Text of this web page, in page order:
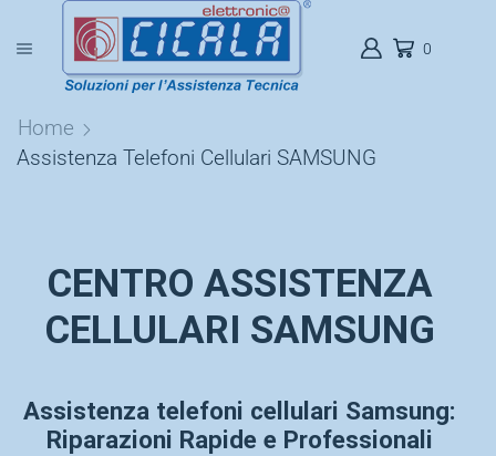
0
Home
Assistenza Telefoni Cellulari SAMSUNG
CENTRO ASSISTENZA
CELLULARI SAMSUNG
Assistenza telefoni cellulari Samsung:
Riparazioni Rapide e Professionali